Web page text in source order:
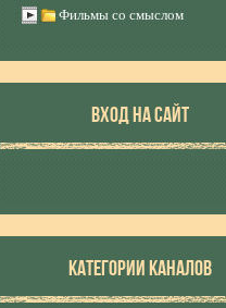
Фильмы со смыслом
ВХОД НА САЙТ
КАТЕГОРИИ КАНАЛОВ